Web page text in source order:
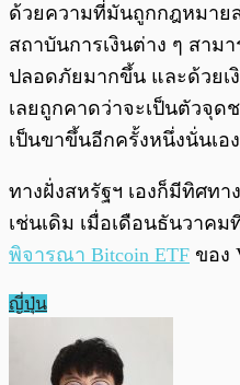
ด้วยความที่มันถูกกฎหมาย
สถาบันการเงินต่าง ๆ สาม
ปลอดภัยมากขึ้น และด้วยเ
เลยถูกคาดว่าจะเป็นตัวจุ
เป็นขาขึ้นอีกครั้งหนึ่งนั่นเอง
ทางฝั่งสหรัฐฯ เองก็มีทิศทา
เช่นเดิม เมื่อเดือนธันวาคม
พิจารณา Bitcoin ETF ของ
ญี่ปุ่น